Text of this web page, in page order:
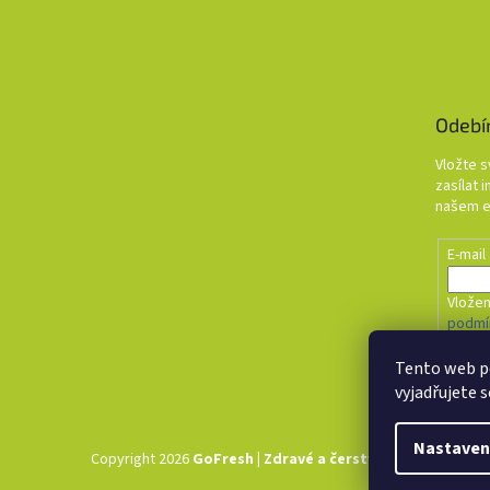
Tento web
vyjadřujete
Vložte
zasílat
našem
E-mail
Copyright 2026 GoFresh | Zdravé a čerstvé BIO potraviny